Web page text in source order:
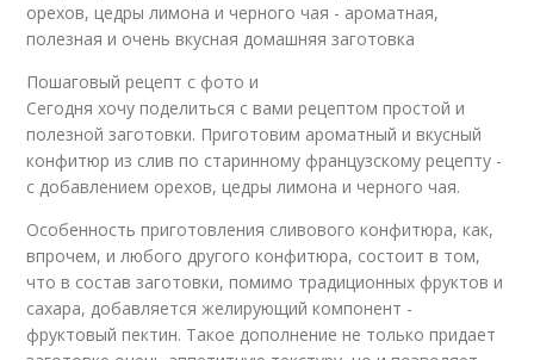
орехов, цедры лимона и черного чая - ароматная,
полезная и очень вкусная домашняя заготовка
Пошаговый рецепт с фото и
Сегодня хочу поделиться с вами рецептом простой и
полезной заготовки. Приготовим ароматный и вкусный
конфитюр из слив по старинному французскому рецепту -
с добавлением орехов, цедры лимона и черного чая.
Особенность приготовления сливового конфитюра, как,
впрочем, и любого другого конфитюра, состоит в том,
что в состав заготовки, помимо традиционных фруктов и
сахара, добавляется желирующий компонент -
фруктовый пектин. Такое дополнение не только придает